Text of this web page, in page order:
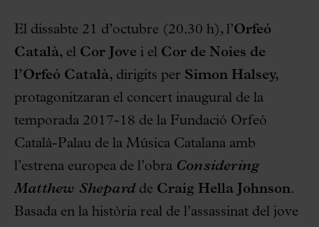
El dissabte 21 d’octubre (20.30 h), l’Orfeó
Català, el Cor Jove i el Cor de Noies de
l’Orfeó Català, dirigits per Simon Halsey,
protagonitzaran el concert inaugural de la
temporada 2017-18 de la Fundació Orfeó
Català-Palau de la Música Catalana amb
l’estrena europea de l’obra Considering
Matthew Shepard de Craig Hella Johnson.
Basada en la història real de l’assassinat del jove